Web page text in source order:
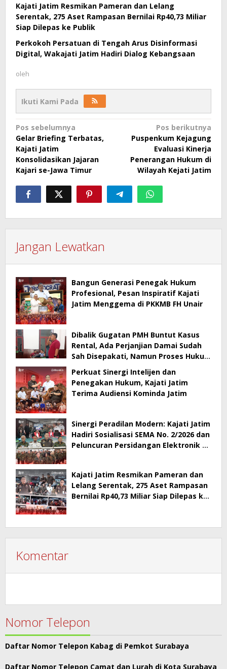
Kajati Jatim Resmikan Pameran dan Lelang
Serentak, 275 Aset Rampasan Bernilai Rp40,73 Miliar
Siap Dilepas ke Publik
Perkokoh Persatuan di Tengah Arus Disinformasi
Digital, Wakajati Jatim Hadiri Dialog Kebangsaan
oleh
Ikuti Kami Pada
Navigasi
pos
Pos sebelumnya
Gelar Briefing Terbatas,
Kajati Jatim
Konsolidasikan Jajaran
Kajari se-Jawa Timur
Pos berikutnya
Puspenkum Kejagung
Evaluasi Kinerja
Penerangan Hukum di
Wilayah Kejati Jatim
Jangan Lewatkan
Bangun Generasi Penegak Hukum
Profesional, Pesan Inspiratif Kajati
Jatim Menggema di PKKMB FH Unair
Dibalik Gugatan PMH Buntut Kasus
Rental, Ada Perjanjian Damai Sudah
Sah Disepakati, Namun Proses Hukum
Perkuat Sinergi Intelijen dan
Penegakan Hukum, Kajati Jatim
Terima Audiensi Kominda Jatim
Sinergi Peradilan Modern: Kajati Jatim
Hadiri Sosialisasi SEMA No. 2/2026 dan
Peluncuran Persidangan Elektronik di
Kajati Jatim Resmikan Pameran dan
Lelang Serentak, 275 Aset Rampasan
Bernilai Rp40,73 Miliar Siap Dilepas ke
Komentar
Nomor Telepon
Daftar Nomor Telepon Kabag di Pemkot Surabaya
Daftar Nomor Telepon Camat dan Lurah di Kota Surabaya